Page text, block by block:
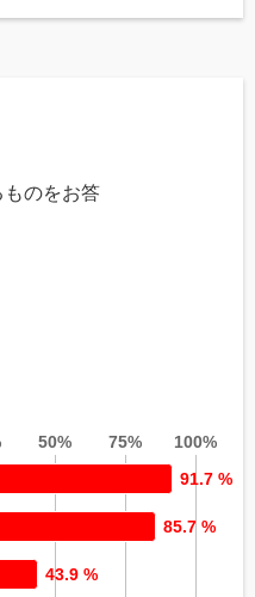
のをお答
50% 75% 100%
91.7 %
85.7 %
43.9 %